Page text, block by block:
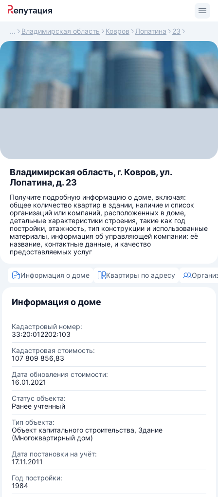
Владимирская область Ковров Лопатина 23
Владимирская область, г. Ковров, ул.
Лопатина, д. 23
Получите подробную информацию о доме, включая:
общее количество квартир в здании, наличие и список
организаций или компаний, расположенных в доме,
детальные характеристики строения, такие как год
постройки, этажность, тип конструкции и использованные
материалы, информация об управляющей компании: её
название, контактные данные, и качество
предоставляемых услуг
Информация о доме Квартиры по адресу
Информация о доме
Кадастровый номер:
33:20:012202:103
Кадастровая стоимость:
107 809 856,83
Дата обновления стоимости:
16.01.2021
Статус объекта:
Ранее учтенный
Тип объекта:
Объект капитального строительства, Здание
(Многоквартирный дом)
Дата постановки на учёт:
17.11.2011
Год постройки:
1984